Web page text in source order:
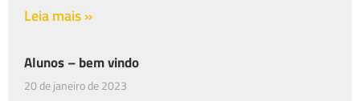
Leia mais »
Alunos – bem vindo
20 de janeiro de 2023